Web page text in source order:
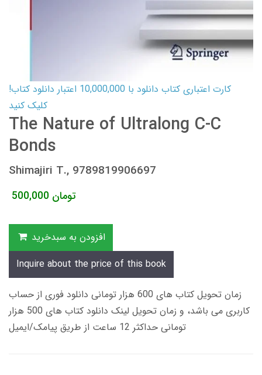
کارت اعتباری کتاب دانلود با 10,000,000 اعتبار دانلود کتاب!
کلیک کنید
The Nature of Ultralong C-C
Bonds
Shimajiri T., 9789819906697
500,000 تومان
افزودن به سبدخرید
Inquire about the price of this book
زمان تحویل کتاب های 600 هزار تومانی دانلود فوری از حساب
کاربری می باشد، و زمان تحویل لینک دانلود کتاب های 500 هزار
تومانی حداکثر 12 ساعت از طریق پیامک/ایمیل